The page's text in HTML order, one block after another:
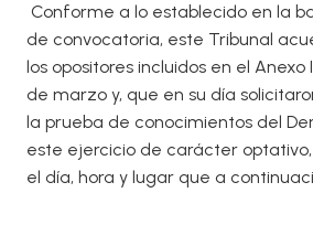
Conforme a lo establecido en la
de convocatoria, este Tribunal
los opositores incluidos en el Anexo
de marzo y, que en su día
la prueba de conocimientos del
este ejercicio de carácter
el día, hora y lugar que a